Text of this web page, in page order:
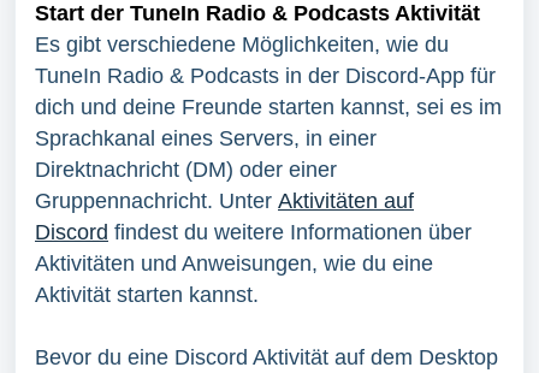
Start der TuneIn Radio & Podcasts Aktivität
Es gibt verschiedene Möglichkeiten, wie du
TuneIn Radio & Podcasts in der Discord-App für
dich und deine Freunde starten kannst, sei es im
Sprachkanal eines Servers, in einer
Direktnachricht (DM) oder einer
Gruppennachricht. Unter Aktivitäten auf
Discord findest du weitere Informationen über
Aktivitäten und Anweisungen, wie du eine
Aktivität starten kannst.
Bevor du eine Discord Aktivität auf dem Desktop